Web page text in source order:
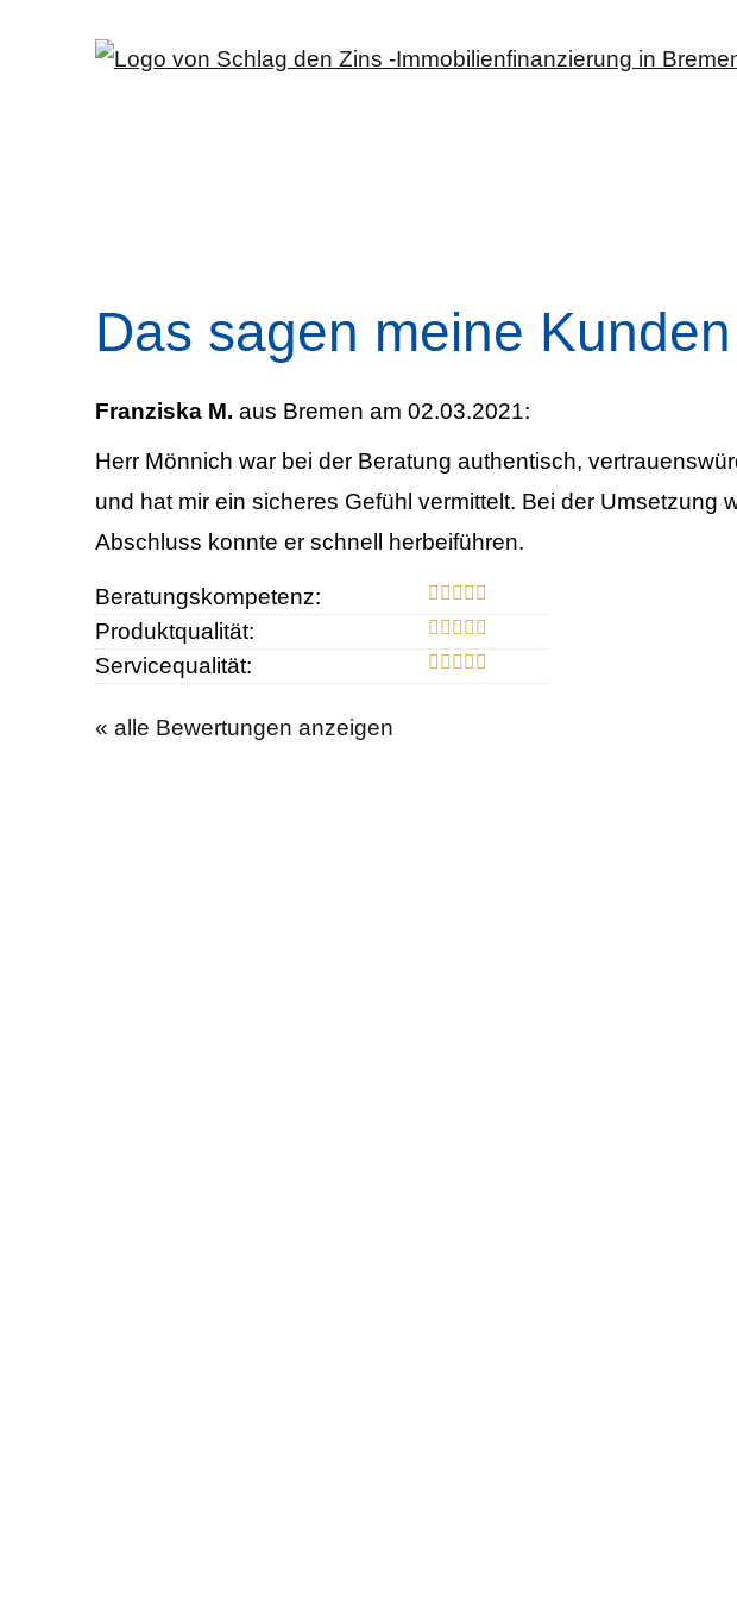
Das sagen meine Kunden
Franziska M. aus Bremen am 02.03.2021:
Herr Mönnich war bei der Beratung authentisch,
und hat mir ein sicheres Gefühl vermittelt. Bei der Umsetzung
Abschluss konnte er schnell herbeiführen.
Beratungskompetenz:
Produktqualität:
Servicequalität:
« alle Bewertungen anzeigen